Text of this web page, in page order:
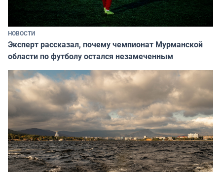
НОВОСТИ
Эксперт рассказал, почему чемпионат Мурманской
области по футболу остался незамеченным